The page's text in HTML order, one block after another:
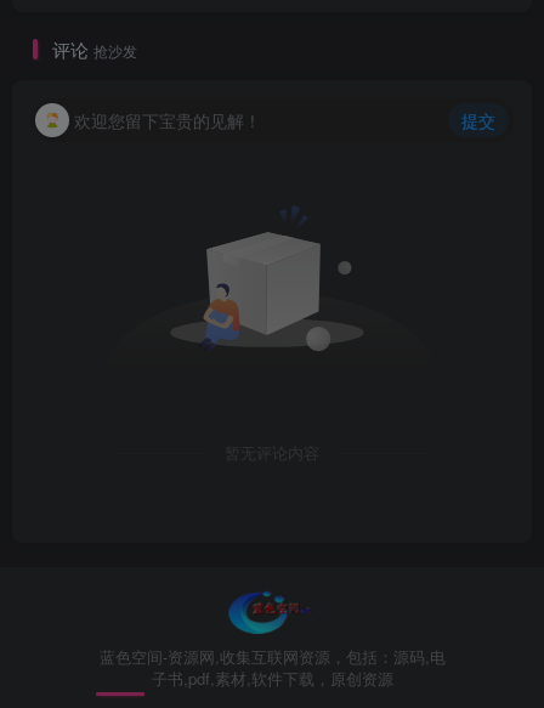
评论 抢沙发
欢迎您留下宝贵的见解！ 提交
暂无评论内容
蓝色空间-资源网,收集互联网资源，包括：源码,电
子书,pdf,素材,软件下载，原创资源